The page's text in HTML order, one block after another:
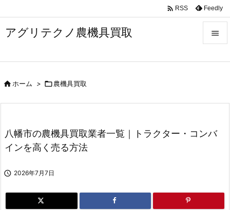
アグリテクノ農機具買取 


 RSS Feedly
ホーム > 農機具買取
八幡市の農機具買取業者一覧｜トラクター・コンバ
インを高く売る方法
 2026年7月7日